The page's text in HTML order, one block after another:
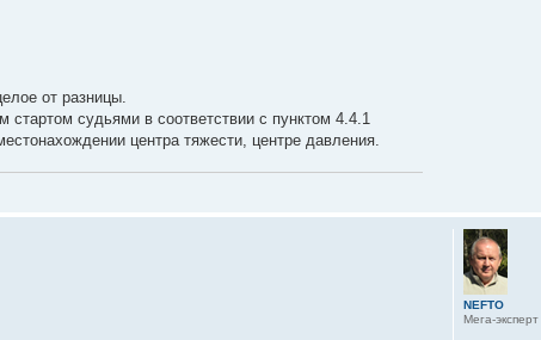
от разницы.
судьями в соответствии с пунктом 4.4.1
центра тяжести, центре давления.
NEFTO
Мега-эксперт